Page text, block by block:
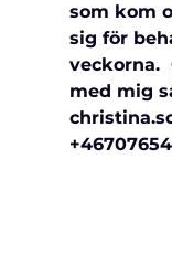
som kom
sig för
veckorna.
med mig